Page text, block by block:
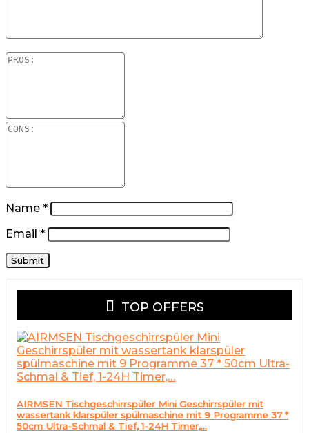
Name *
Email *
TOP OFFERS
AIRMSEN Tischgeschirrspüler Mini Geschirrspüler mit
wassertank klarspüler spülmaschine mit 9 Programme 37 *
50cm Ultra-Schmal & Tief, 1-24H Timer,…